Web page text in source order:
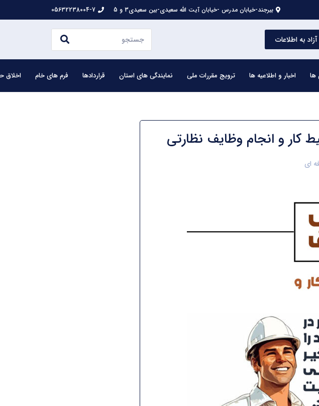
بیرجند-خیابان مدرس -خیابان آیت الله سعیدی-بین سعیدی3 و 5 05632238004-7
به اطلاعات
ها اخبار و اطلاعیه ها ترویج مقررات ملی نمایندگی های استان قراردادها فرم های خام اخلاق
ای